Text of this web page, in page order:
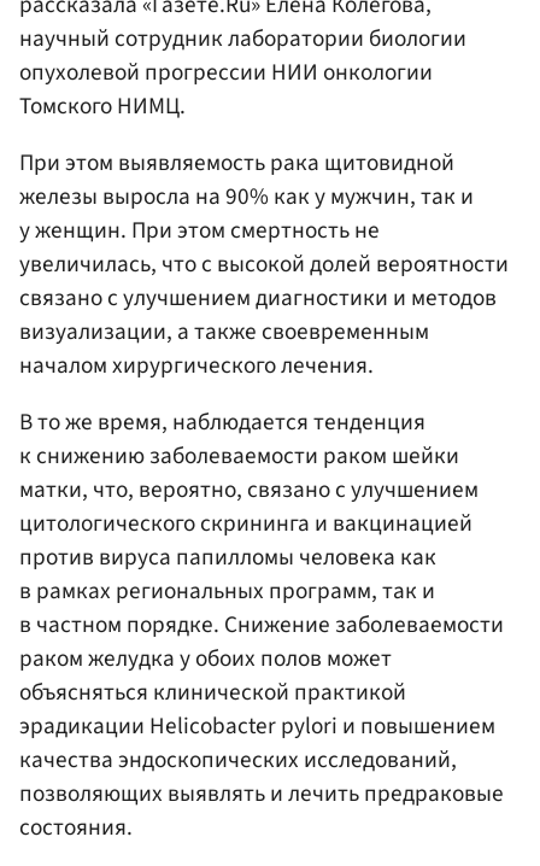
научный сотрудник лаборатории биологии
опухолевой прогрессии НИИ онкологии
Томского НИМЦ.
При этом выявляемость рака щитовидной
железы выросла на 90% как у мужчин, так и
у женщин. При этом смертность не
увеличилась, что с высокой долей вероятности
связано с улучшением диагностики и методов
визуализации, а также своевременным
началом хирургического лечения.
В то же время, наблюдается тенденция
к снижению заболеваемости раком шейки
матки, что, вероятно, связано с улучшением
цитологического скрининга и вакцинацией
против вируса папилломы человека как
в рамках региональных программ, так и
в частном порядке. Снижение заболеваемости
раком желудка у обоих полов может
объясняться клинической практикой
эрадикации Helicobacter pylori и повышением
качества эндоскопических исследований,
позволяющих выявлять и лечить предраковые
состояния.